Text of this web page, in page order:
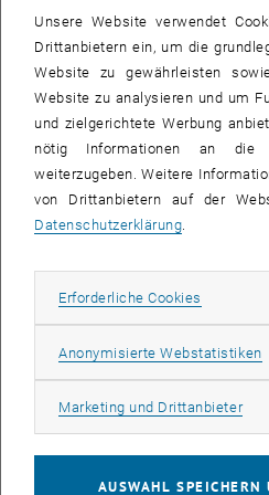
MSc ETIA: Interview with
Environmental Technology &
Diplomatic Academy of Vienna
Unsere Website verwendet
Drittanbietern ein, um die
Website zu gewährleisten
Website zu analysieren und um
und zielgerichtete Werbung
nötig Informationen an die
weiterzugeben. Weitere
von Drittanbietern auf der
Datenschutzerklärung
Erforderliche Cookies
Anonymisierte Webstatistiken
Marketing und Drittanbieter
AUSWAHL